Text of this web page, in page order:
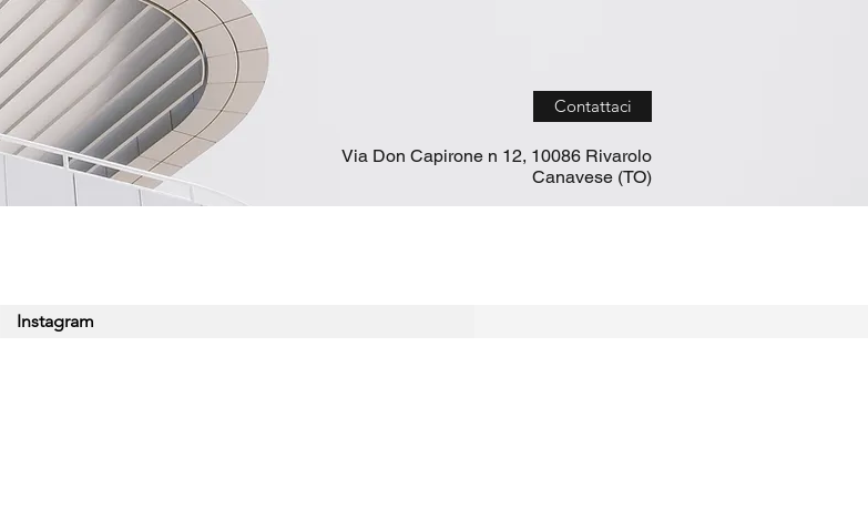
Contattaci
Via Don Capirone n 12, 10086 Rivarolo
Canavese (TO)
Instagram